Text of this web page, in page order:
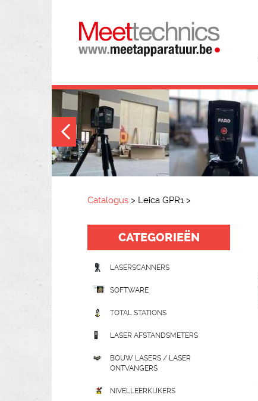
Catalogus > Leica GPR1>
CATEGORIEËN
LASERSCANNERS
SOFTWARE
TOTAL STATIONS
LASER AFSTANDSMETERS
BOUW LASERS / LASER
ONTVANGERS
NIVELLEERKIJKERS